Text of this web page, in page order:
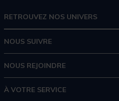
RETROUVEZ NOS UNIVERS
NOUS SUIVRE
NOUS REJOINDRE
À VOTRE SERVICE